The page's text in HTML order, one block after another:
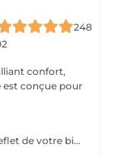
248
confort,
est conçue pour
Saviez-vous que la santé de vos pieds est le reflet de votre bien-être général ? En associant la pédicurie spécialisée à la réflexologie plantaire et aux thérapies intégratives, je vous propose un accompagnement sur mesure. Au-delà du soin technique des affections du pied, je vous aide à relâcher le stress et à retrouver une harmonie profonde entre le corps et l'esprit. Offrez à vos pieds l'attention qu'ils méritent.